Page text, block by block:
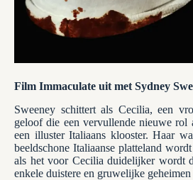
Film Immaculate uit met Sydney
Sweeney schittert als Cecilia, een
geloof die een vervullende nieuwe rol
een illuster Italiaans klooster. Haar
beeldschone Italiaanse platteland
als het voor Cecilia duidelijker wordt
enkele duistere en gruwelijke geheimen